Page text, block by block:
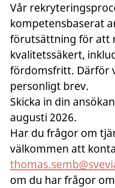
Vår
kompetensbaserat
förutsättning för att
kvalitetssäkert,
fördomsfritt. Därför
personligt brev.
Skicka in din
augusti 2026.
Har du frågor om
välkommen att
om du har frågor om